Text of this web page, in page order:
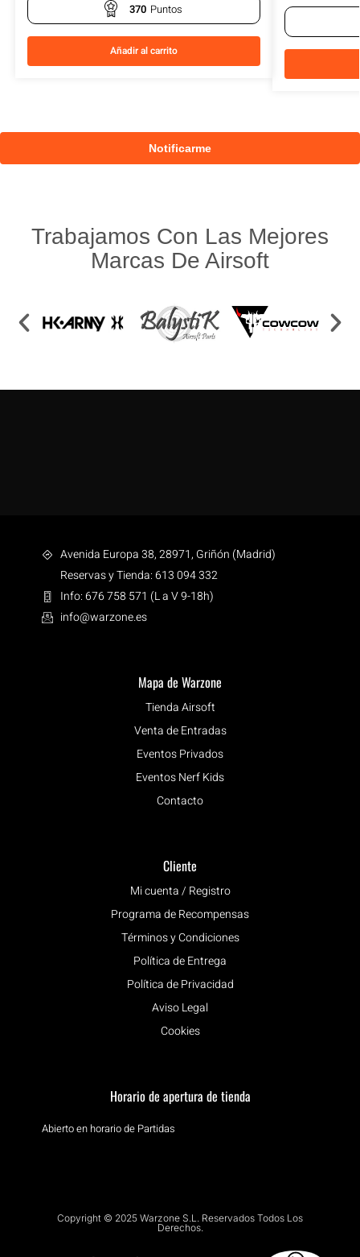
370 Puntos
Añadir al carrito
Trabajamos Con Las Mejores
Marcas De Airsoft
Avenida Europa 38, 28971, Griñón (Madrid)
Reservas y Tienda: 613 094 332
Info: 676 758 571 (L a V 9-18h)
info@warzone.es
Mapa de Warzone
Tienda Airsoft
Venta de Entradas
Eventos Privados
Eventos Nerf Kids
Contacto
Cliente
Mi cuenta / Registro
Programa de Recompensas
Términos y Condiciones
Política de Entrega
Política de Privacidad
Aviso Legal
Cookies
Horario de apertura de tienda
Abierto en horario de Partidas
Copyright © 2025 Warzone S.L. Reservados Todos Los
Derechos.